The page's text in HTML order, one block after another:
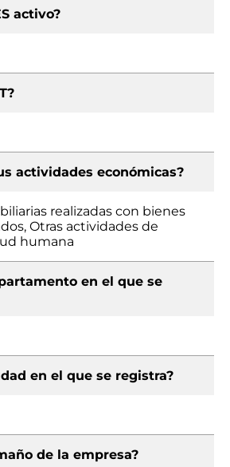
activo?
actividades económicas?
realizadas con bienes
Otras actividades de
humana
en el que se
en el que se registra?
de la empresa?